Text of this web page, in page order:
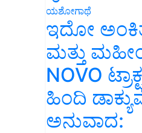
ಯಶೋಗಾಥೆ
ಇದೋ
ಮತ್ತು
NOVO
ಹಿಂದಿ
ಅನುವಾದ: